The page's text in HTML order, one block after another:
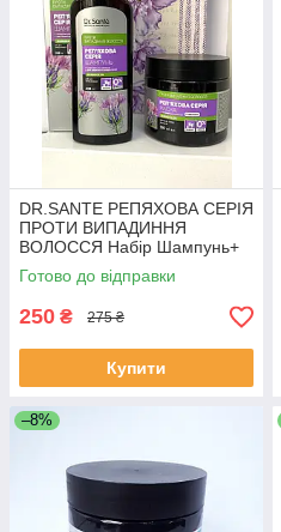
DR.SANTE РЕПЯХОВА СЕРІЯ
ПРОТИ ВИПАДИННЯ
ВОЛОССЯ Набір Шампунь+
Маска Засоби для волосся
Готово до відправки
250 ₴ 275 ₴
Купити
–8%